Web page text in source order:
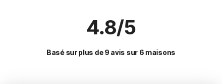
4.8/5
Basé sur plus de 9 avis sur 6 maisons